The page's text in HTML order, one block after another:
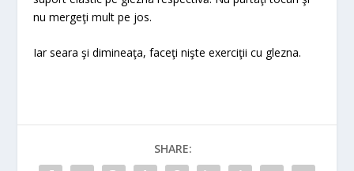
nu mergeţi mult pe jos.
Iar seara şi dimineaţa, faceţi nişte exerciţii cu glezna.
SHARE: